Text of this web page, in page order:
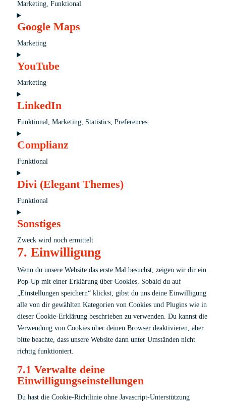
Fonts
Marketing, Funktional
Einwilligung
für
Recaptcha
Google Maps
Marketing
Einwilligung
für
Maps
YouTube
Marketing
Einwilligung
für
LinkedIn
Funktional, Marketing, Statistics, Preferences
Einwilligung
für
Complianz
Funktional
Einwilligung
für
Divi (Elegant Themes)
Funktional
Einwilligung
für
Divi
(Elegant
Themes)
Sonstiges
Zweck wird noch ermittelt
Einwilligung
Dienst
Sonstiges
7. Einwilligung
Wenn du unsere Website das erste Mal besuchst, zeigen wir dir ein
Pop-Up mit einer Erklärung über Cookies. Sobald du auf
„Einstellungen speichern“ klickst, gibst du uns deine Einwilligung
alle von dir gewählten Kategorien von Cookies und Plugins wie in
dieser Cookie-Erklärung beschrieben zu verwenden. Du kannst die
Verwendung von Cookies über deinen Browser deaktivieren, aber
bitte beachte, dass unsere Website dann unter Umständen nicht
richtig funktioniert.
7.1 Verwalte deine
Einwilligungseinstellungen
Du hast die Cookie-Richtlinie ohne Javascript-Unterstützung